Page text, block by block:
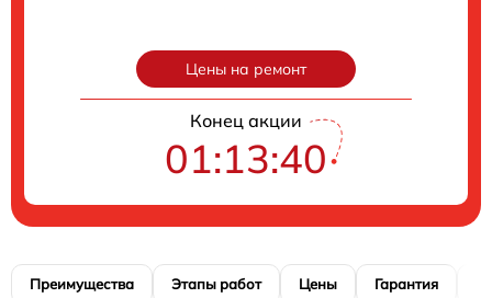
Цены на ремонт
Конец акции
01:13:40
Преимущества Этапы работ Цены Гарантия